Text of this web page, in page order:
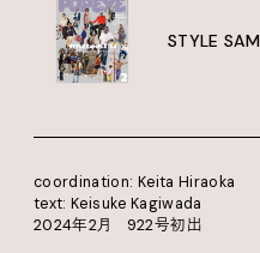
STYLE
coordination: Keita Hiraoka
text: Keisuke Kagiwada
2024年2月 922号初出